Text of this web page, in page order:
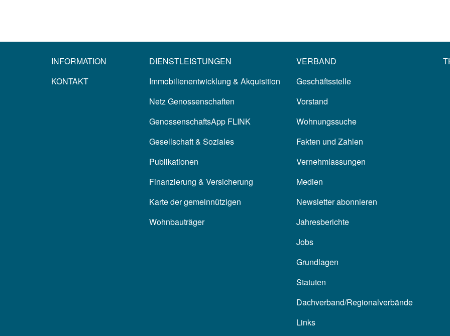
INFORMATION
KONTAKT
DIENSTLEISTUNGEN
Immobilienentwicklung & Akquisition
Netz Genossenschaften
GenossenschaftsApp FLINK
Gesellschaft & Soziales
Publikationen
Finanzierung & Versicherung
Karte der gemeinnützigen
Wohnbauträger
VERBAND
Geschäftsstelle
Vorstand
Wohnungssuche
Fakten und Zahlen
Vernehmlassungen
Medien
Newsletter abonnieren
Jahresberichte
Jobs
Grundlagen
Statuten
Dachverband/Regionalverbände
Links